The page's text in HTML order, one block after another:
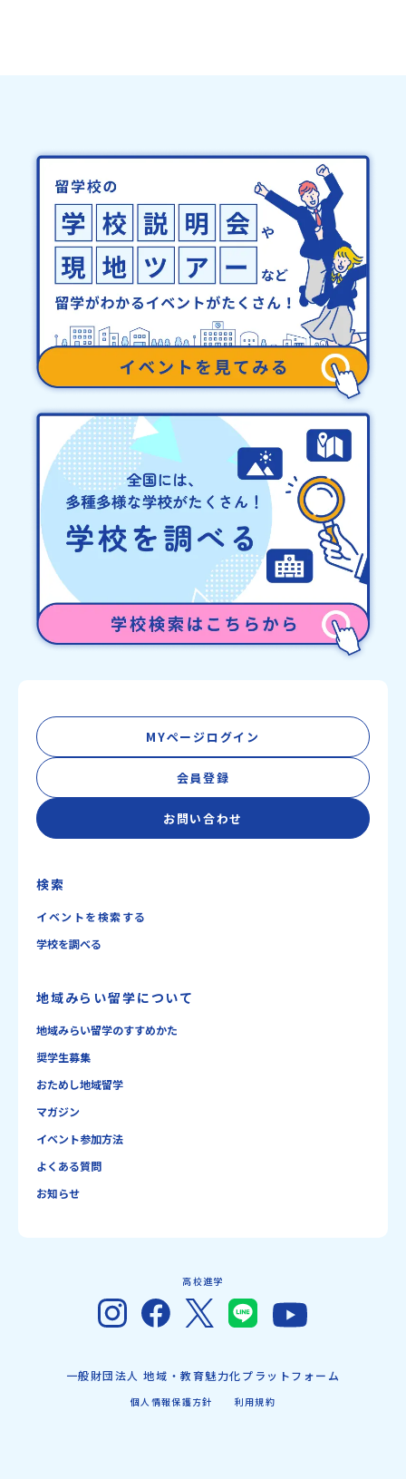
MYページログイン
会員登録
お問い合わせ
検索
イベントを検索する
学校を調べる
地域みらい留学について
地域みらい留学のすすめかた
奨学生募集
おためし地域留学
マガジン
イベント参加方法
よくある質問
お知らせ
高校進学
一般財団法人 地域・教育魅力化プラットフォーム
個人情報保護方針 利用規約